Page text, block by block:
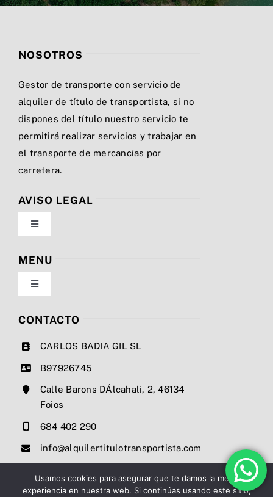
NOSOTROS
Gestor de transporte con servicio de
alquiler de título de transportista, si no
dispones del título nuestro servicio te
permitirá realizar servicios y trabajar en
el transporte de mercancías por
carretera.
AVISO LEGAL
Toggle
Navigation
Política de privacidad
Condiciones de uso
MENU
Toggle
Navigation
Nosotros
Precios
Contacto
CONTACTO
CARLOS BADIA GIL SL
B97926745
Calle Barons DÁlcahali, 2, 46134
Foios
684 402 290
info@alquilertitulotransportista.com
Usamos cookies para asegurar que te damos la mejor
experiencia en nuestra web. Si continúas usando este sitio,